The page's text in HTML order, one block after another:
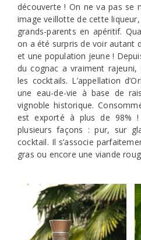
découverte ! On ne va pas se
image veillotte de cette
grands-parents en apéritif.
on a été surpris de voir autant
et une population jeune !
du cognac a vraiment rajeuni,
les cocktails. L’appellation
une eau-de-vie à base de
vignoble historique.
est exporté à plus de 98%
plusieurs façons : pur, sur
cocktail. Il s’associe
gras ou encore une viande